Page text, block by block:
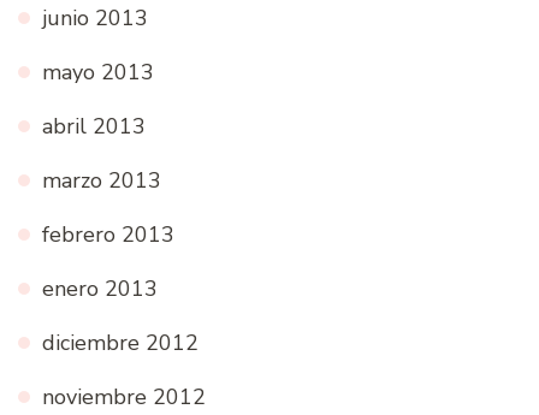
junio 2013
mayo 2013
abril 2013
marzo 2013
febrero 2013
enero 2013
diciembre 2012
noviembre 2012